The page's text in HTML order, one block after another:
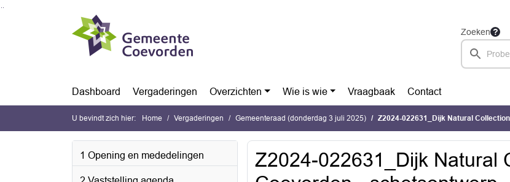
Ga naar de inhoud van deze pagina
Ga naar het zoeken
Ga naar het menu
Zoeken
Dashboard Vergaderingen Overzichten Wie is wie Vraagbaak Contact
U bevindt zich hier: Home Vergaderingen Gemeenteraad (donderdag 3 juli 2025) Z2024-022631_Dijk Natural Collections te
1 Opening en mededelingen
Z2024-022631_Dijk Natural